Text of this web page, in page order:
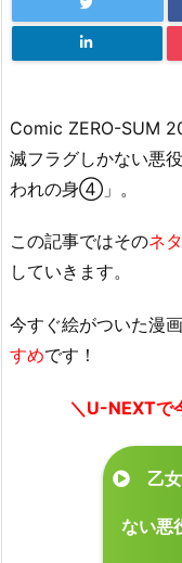
Comic ZERO-SUM
滅フラグしかない悪
われの身④」。
この記事ではそのネ
していきます。
今すぐ絵がついた漫
すめです！
＼U-NEXTで
乙女
ない悪